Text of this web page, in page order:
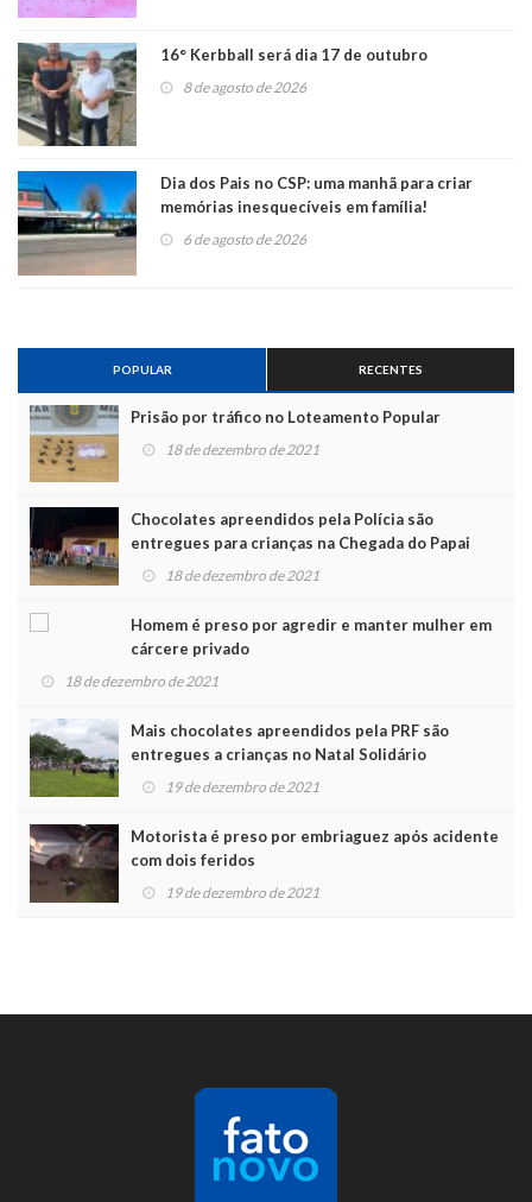
16° Kerbball será dia 17 de outubro
8 de agosto de 2026
Dia dos Pais no CSP: uma manhã para criar
memórias inesquecíveis em família!
6 de agosto de 2026
POPULAR RECENTES
Prisão por tráfico no Loteamento Popular
18 de dezembro de 2021
Chocolates apreendidos pela Polícia são
entregues para crianças na Chegada do Papai
Noel 18 de dezembro de 2021
Homem é preso por agredir e manter mulher em
cárcere privado
18 de dezembro de 2021
Mais chocolates apreendidos pela PRF são
entregues a crianças no Natal Solidário
19 de dezembro de 2021
Motorista é preso por embriaguez após acidente
com dois feridos
19 de dezembro de 2021